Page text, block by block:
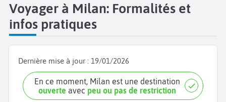
Voyager à Milan: Formalités et
infos pratiques
Dernière mise à jour : 19/01/2026
En ce moment, Milan est une destination
ouverte avec peu ou pas de restriction